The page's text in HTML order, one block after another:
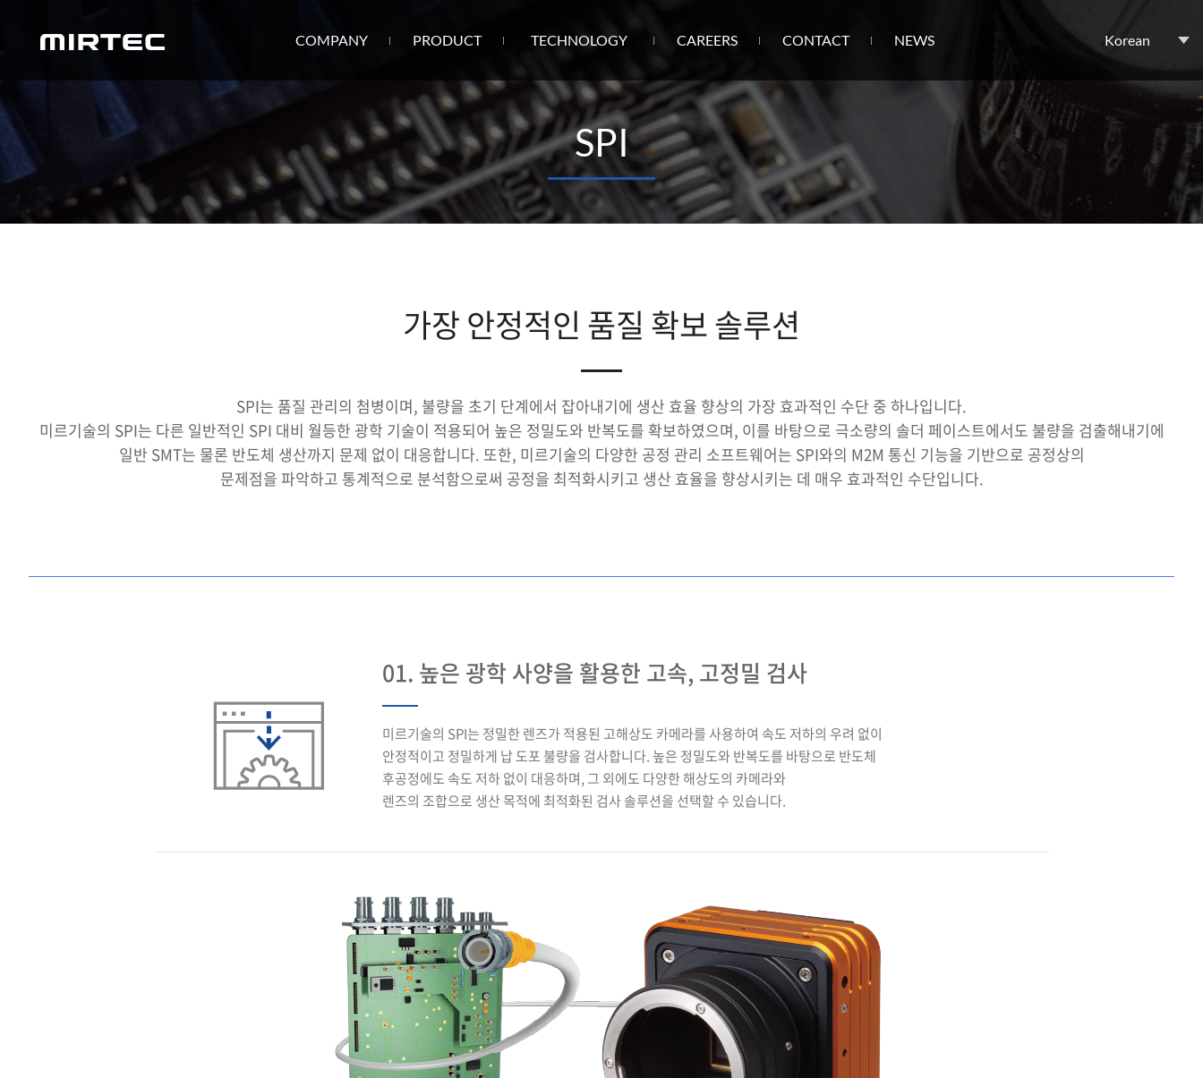
Korean
COMPANY PRODUCT TECHNOLOGY CAREERS CONTACT NEWS
SPI
가장 안정적인 품질 확보 솔루션
SPI는 품질 관리의 첨병이며, 불량을 초기 단계에서 잡아내기에 생산 효율 향상의 가장 효과적인 수단 중 하나입니다.
미르기술의 SPI는 다른 일반적인 SPI 대비 월등한 광학 기술이 적용되어 높은 정밀도와 반복도를 확보하였으며, 이를 바탕으로 극소량의 솔더 페이스트에서도 불량을 검출해내기에
일반 SMT는 물론 반도체 생산까지 문제 없이 대응합니다. 또한, 미르기술의 다양한 공정 관리 소프트웨어는 SPI와의 M2M 통신 기능을 기반으로 공정상의
문제점을 파악하고 통계적으로 분석함으로써 공정을 최적화시키고 생산 효율을 향상시키는 데 매우 효과적인 수단입니다.
01. 높은 광학 사양을 활용한 고속, 고정밀 검사
미르기술의 SPI는 정밀한 렌즈가 적용된 고해상도 카메라를 사용하여 속도 저하의 우려 없이
안정적이고 정밀하게 납 도포 불량을 검사합니다. 높은 정밀도와 반복도를 바탕으로 반도체
후공정에도 속도 저하 없이 대응하며, 그 외에도 다양한 해상도의 카메라와
렌즈의 조합으로 생산 목적에 최적화된 검사 솔루션을 선택할 수 있습니다.